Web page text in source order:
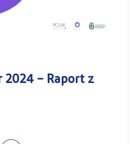
2024 – Raport z